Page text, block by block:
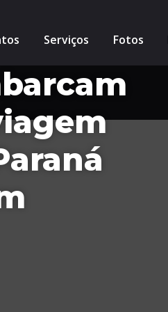
Serviços Fotos